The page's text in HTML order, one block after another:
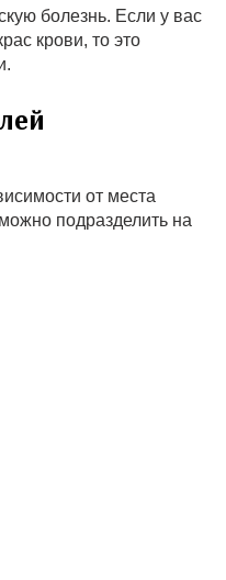
болезнь. Если у вас
крови, то это
от места
подразделить на